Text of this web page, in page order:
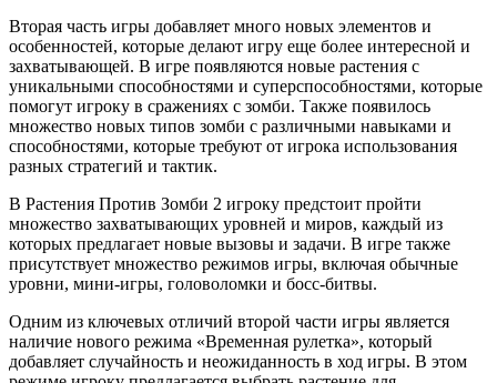
Вторая часть игры добавляет много новых элементов и
особенностей, которые делают игру еще более интересной и
захватывающей. В игре появляются новые растения с
уникальными способностями и суперспособностями, которые
помогут игроку в сражениях с зомби. Также появилось
множество новых типов зомби с различными навыками и
способностями, которые требуют от игрока использования
разных стратегий и тактик.
В Растения Против Зомби 2 игроку предстоит пройти
множество захватывающих уровней и миров, каждый из
которых предлагает новые вызовы и задачи. В игре также
присутствует множество режимов игры, включая обычные
уровни, мини-игры, головоломки и босс-битвы.
Одним из ключевых отличий второй части игры является
наличие нового режима «Временная рулетка», который
добавляет случайность и неожиданность в ход игры. В этом